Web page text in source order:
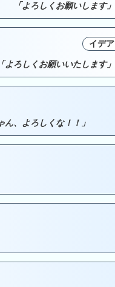
「よろしくお願いします」
イデア
「よろしくお願いいたします」
ん、よろしくな！！」